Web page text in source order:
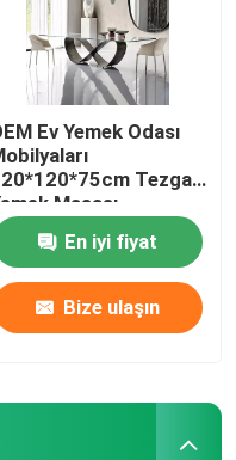
Ev Yemek Odası
Tezgah
Masası
En iyi fiyat
Bize ulaşın